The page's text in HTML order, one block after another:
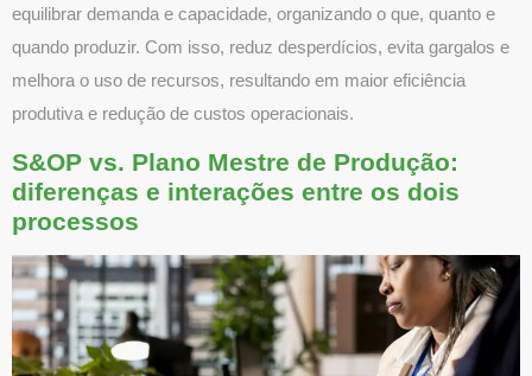
equilibrar demanda e capacidade, organizando o que, quanto e
quando produzir. Com isso, reduz desperdícios, evita gargalos e
melhora o uso de recursos, resultando em maior eficiência
produtiva e redução de custos operacionais.
S&OP vs. Plano Mestre de Produção:
diferenças e interações entre os dois
processos